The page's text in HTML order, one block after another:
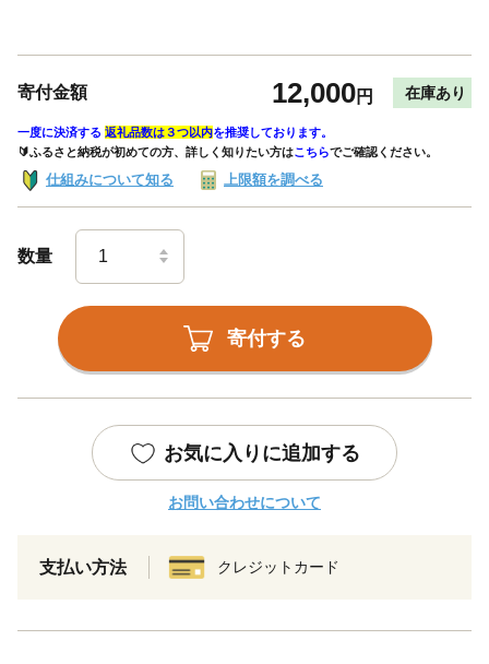
寄付金額 12,000円 在庫あり
一度に決済する 返礼品数は３つ以内を推奨しております。
🔰ふるさと納税が初めての方、詳しく知りたい方はこちらでご確認ください。
仕組みについて知る 上限額を調べる
数量
寄付する
お気に入りに追加する
お問い合わせについて
支払い方法 クレジットカード